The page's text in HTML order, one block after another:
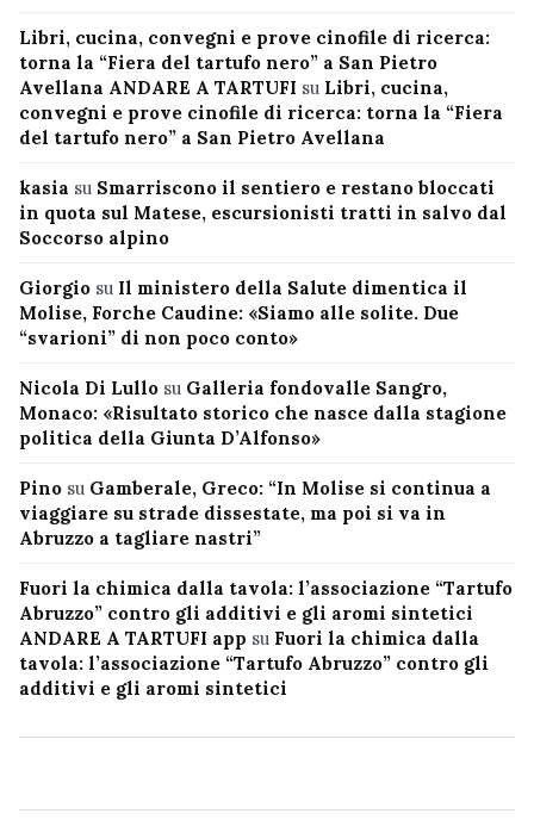
Libri, cucina, convegni e prove cinofile di ricerca:
torna la “Fiera del tartufo nero” a San Pietro
Avellana ANDARE A TARTUFI su Libri, cucina,
convegni e prove cinofile di ricerca: torna la “Fiera
del tartufo nero” a San Pietro Avellana
kasia su Smarriscono il sentiero e restano bloccati
in quota sul Matese, escursionisti tratti in salvo dal
Soccorso alpino
Giorgio su Il ministero della Salute dimentica il
Molise, Forche Caudine: «Siamo alle solite. Due
“svarioni” di non poco conto»
Nicola Di Lullo su Galleria fondovalle Sangro,
Monaco: «Risultato storico che nasce dalla stagione
politica della Giunta D’Alfonso»
Pino su Gamberale, Greco: “In Molise si continua a
viaggiare su strade dissestate, ma poi si va in
Abruzzo a tagliare nastri”
Fuori la chimica dalla tavola: l’associazione “Tartufo
Abruzzo” contro gli additivi e gli aromi sintetici
ANDARE A TARTUFI app su Fuori la chimica dalla
tavola: l’associazione “Tartufo Abruzzo” contro gli
additivi e gli aromi sintetici